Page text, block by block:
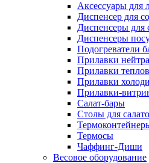
Аксессуары для
Диспенсер для
Диспенсеры для
Диспенсеры
Подогреватели
Прилавки
Прилавки
Прилавки
Прилавки-
Салат-бары
Столы для
Термосы
Чаффинг-Диши
Весовое оборудование